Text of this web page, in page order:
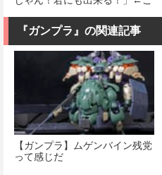
『ガンプラ』の関連記事
【ガンプラ】ムゲンバイン残党
って感じだ